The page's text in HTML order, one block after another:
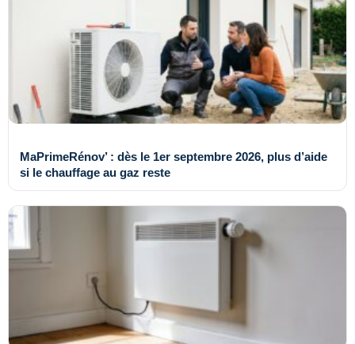
MaPrimeRénov’ : dès le 1er septembre 2026, plus d’aide
si le chauffage au gaz reste